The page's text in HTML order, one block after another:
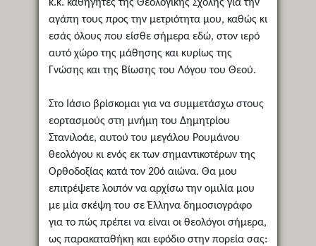
κ.κ. καθηγητές της Θεολογικής Σχολής για την
αγάπη τους προς την μετριότητα μου, καθώς κι
εσάς όλους που είσθε σήμερα εδώ, στον ιερό
αυτό χώρο της μάθησης και κυρίως της
Γνώσης και της Βίωσης του Λόγου του Θεού.
Στο Ιάσιο βρίσκομαι για να συμμετάσχω στους
εορτασμούς στη μνήμη του Δημητρίου
Στανιλοάε, αυτού του μεγάλου Ρουμάνου
θεολόγου κι ενός εκ των σημαντικοτέρων της
Ορθοδοξίας κατά τον 20ό αιώνα. Θα μου
επιτρέψετε λοιπόν να αρχίσω την ομιλία μου
με μία σκέψη του σε Έλληνα δημοσιογράφο
για το πώς πρέπει να είναι οι θεολόγοι σήμερα,
ως παρακαταθήκη και εφόδιο στην πορεία σας: